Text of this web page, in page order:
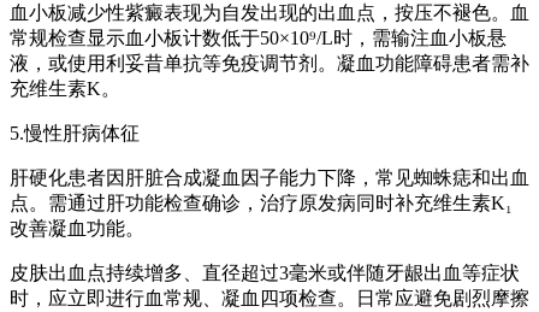
血小板减少性紫癜表现为自发出现的出血点，按压不褪色。血
常规检查显示血小板计数低于50×10⁹/L时，需输注血小板悬
液，或使用利妥昔单抗等免疫调节剂。凝血功能障碍患者需补
充维生素K。
5.慢性肝病体征
肝硬化患者因肝脏合成凝血因子能力下降，常见蜘蛛痣和出血
点。需通过肝功能检查确诊，治疗原发病同时补充维生素K₁
改善凝血功能。
皮肤出血点持续增多、直径超过3毫米或伴随牙龈出血等症状
时，应立即进行血常规、凝血四项检查。日常应避免剧烈摩擦